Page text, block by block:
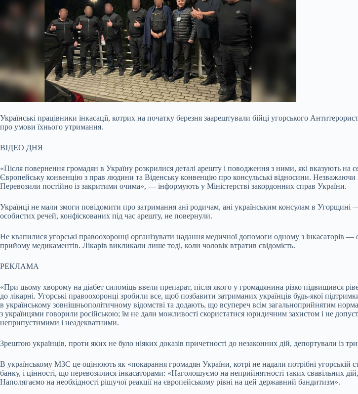
Українські працівники інкасації, котрих на початку березня заарештували бійці угорського
про умови їхнього утримання.
ВІДЕО ДНЯ
«Після повернення громадян в Україну розкрилися деталі арешту і поводження з ними, які вказують
Європейську конвенцію з прав людини та Віденську конвенцію про консульські відносини.
Перевозили постійно із закритими очима», — інформують у Міністерстві закордонних справ України.
Українці не мали змоги повідомити про затримання ані родичам, ані українським консулам в Угорщині
особистих речей, конфіскованих під час арешту, не повернули.
Не квапилися угорські правоохоронці організувати надання медичної допомоги одному з інкасаторів
прийому медикаментів. Лікарів викликали лише тоді, коли чоловік втратив свідомість.
РЕКЛАМА
«При цьому хворому на діабет силоміць ввели препарат, після якого у громадянина різко підвищився
до лікарні. Угорські правоохоронці зробили все, щоб позбавити затриманих українців будь-якої
в українському зовнішньополітичному відомстві та додають, що всупереч всім загальноприйнятим
з українцями говорили російською; їм не дали можливості скористатися юридичним захистом і не
неприпустимими і неадекватними.
Зрештою українців, проти яких не було ніяких доказів причетності до незаконних дій, депортували із
В українському МЗС це оцінюють як «покарання громадян України, котрі не надали потрібні угорській
банку, і цінності, що перевозилися інкасаторами: «Наголошуємо на неприйнятності таких свавільних
Наполягаємо на необхідності рішучої реакції на європейському рівні на цей державний бандитизм».